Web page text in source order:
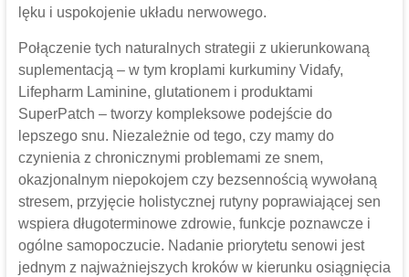
lęku i uspokojenie układu nerwowego.
Połączenie tych naturalnych strategii z ukierunkowaną
suplementacją – w tym kroplami kurkuminy Vidafy,
Lifepharm Laminine, glutationem i produktami
SuperPatch – tworzy kompleksowe podejście do
lepszego snu. Niezależnie od tego, czy mamy do
czynienia z chronicznymi problemami ze snem,
okazjonalnym niepokojem czy bezsennością wywołaną
stresem, przyjęcie holistycznej rutyny poprawiającej sen
wspiera długoterminowe zdrowie, funkcje poznawcze i
ogólne samopoczucie. Nadanie priorytetu senowi jest
jednym z najważniejszych kroków w kierunku osiągnięcia